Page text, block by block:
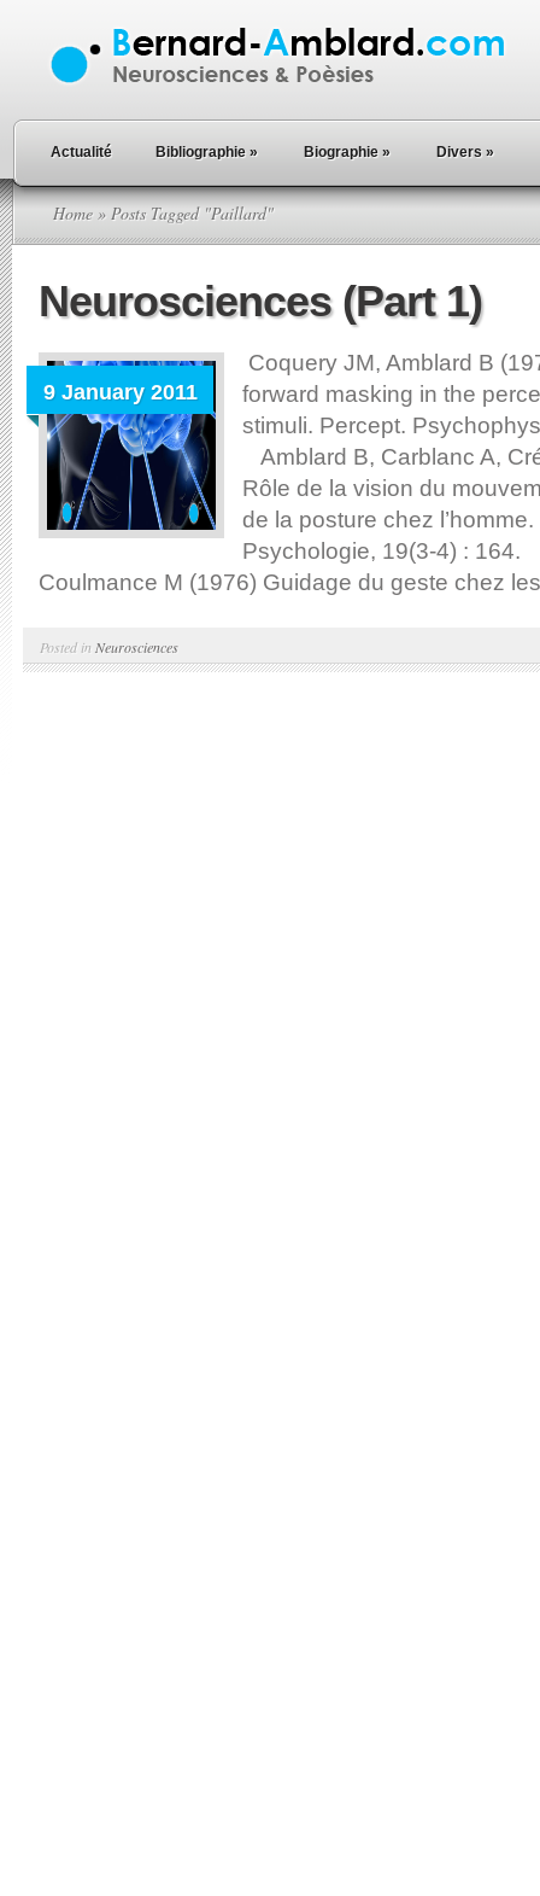
Actualité Bibliographie » Biographie » Divers »
Home » Posts Tagged "Paillard"
Neurosciences (Part 1)
9 January 2011
Coquery JM, Amblard B
forward masking in the
stimuli. Percept.
Amblard B, Carblanc A,
Rôle de la vision du
de la posture chez
Psychologie, 19(3-4) : 164.
Coulmance M (1976) Guidage du geste chez
Posted in Neurosciences